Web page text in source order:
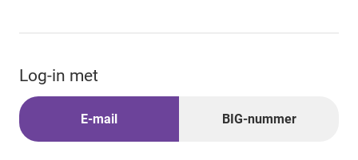
Log-in met
E-mail BIG-nummer